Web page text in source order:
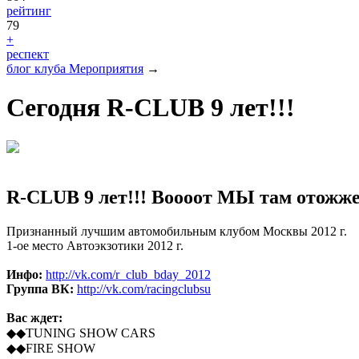
рейтинг
79
+
респект
блог клуба Мероприятия →
Сегодня R-CLUB 9 лет!!!
R-CLUB 9 лет!!! Воооот МЫ там
Признанный лучшим автомобильным клубом Москвы 2012 г.
1-ое место Автоэкзотики 2012 г.
Инфо: http://vk.com/r_club_bday_2012
Группа ВК: http://vk.com/racingclubsu
Вас ждет:
◆◆TUNING SHOW CARS
◆◆FIRE SHOW